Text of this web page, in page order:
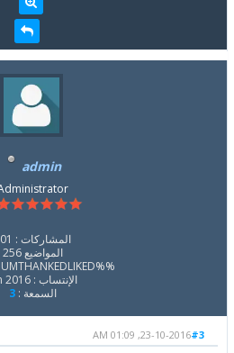
admin
Administrator
المشاركات : 301
المواضيع 256
%%TYL_NUMTHANKEDLIKED%%
الإنتساب : Jun 2016
السمعة :3
#3
23-10-2016, 01:09 AM